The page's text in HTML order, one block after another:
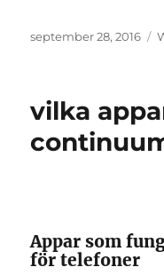
Publicerat
september 28, 2016
vilka
Appar som
för telefoner